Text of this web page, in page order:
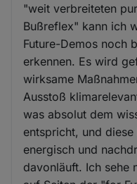
"weit verbreiteten
Bußreflex" kann ich
Future-Demos noch
erkennen. Es wird
wirksame
Ausstoß
was absolut dem
entspricht, und
energisch und
davonläuft. Ich sehe